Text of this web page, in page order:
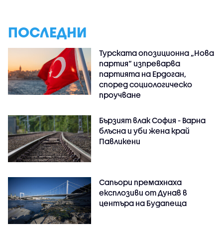
ПОСЛЕДНИ
Турската опозиционна „Нова
партия“ изпреварва
партията на Ердоган,
според социологическо
проучване
Бързият влак София - Варна
блъсна и уби жена край
Павликени
Сапьори премахнаха
експлозиви от Дунав в
центъра на Будапеща